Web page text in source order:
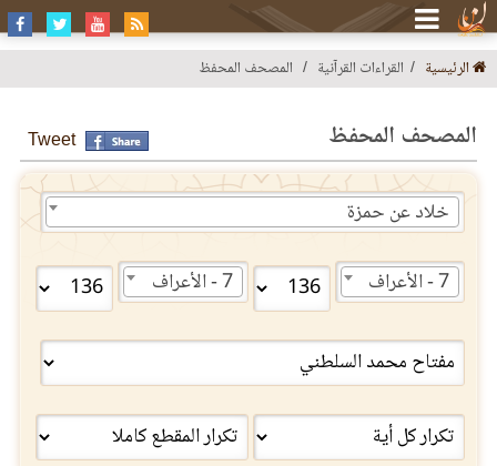
الرئيسية القراءات القرآنية المصحف المحفظ
المصحف المحفظ Tweet
خلاد عن حمزة
7 - الأعراف 7 - الأعراف